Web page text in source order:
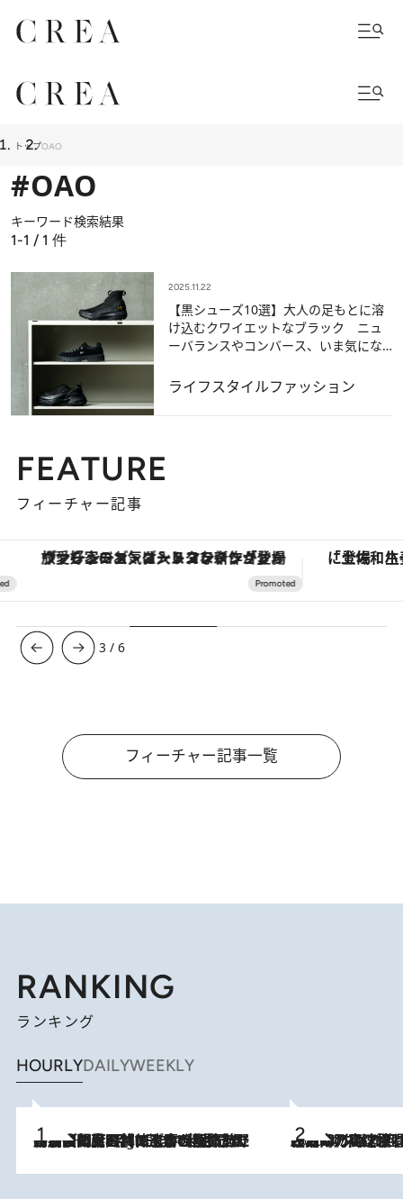
トップOAO
#OAO
キーワード検索結果
1-1 / 1 件
2025.11.22
【黒シューズ10選】大人の足もとに溶
け込むクワイエットなブラック ニュ
ーバランスやコンバース、いま気にな
ライフスタイルファッション
FEATURE
フィーチャー記事
ヴァシュロン・コンスタンタン「オーヴァーシーズ・オートマティック」。旅愛好家のお気に入りコレクションから、ジェンダーレスな新作が登場
3 /6
フィーチャー記事一覧
RANKING
ランキング
HOURLYDAILYWEEKLY
11 Hours Ago
「最後に見られてよかった」上野動物園の東園パンダ舎が解体前に特別公開。8月16日まで延長されたパネル展と共に辿る“半世紀”のパンダ飼育《解体工事の図面あり》 2026.8.7
「湘南乃風に憧れて」観客大盛上がりの“タオル回し”に、ラッパー顔負けの高速歌唱まで…さだまさし（74）のアグレッシブすぎる現在地